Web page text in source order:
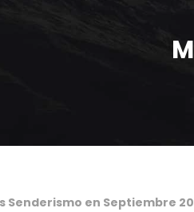
Senderismo en Septiembre